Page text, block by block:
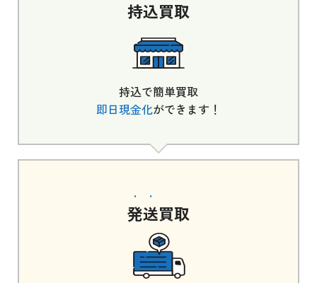
持込買取
持込で簡単買取
即日現金化ができます！
発送買取